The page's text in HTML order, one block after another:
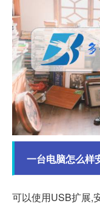
一台电脑怎么样
可以使用USB扩展,